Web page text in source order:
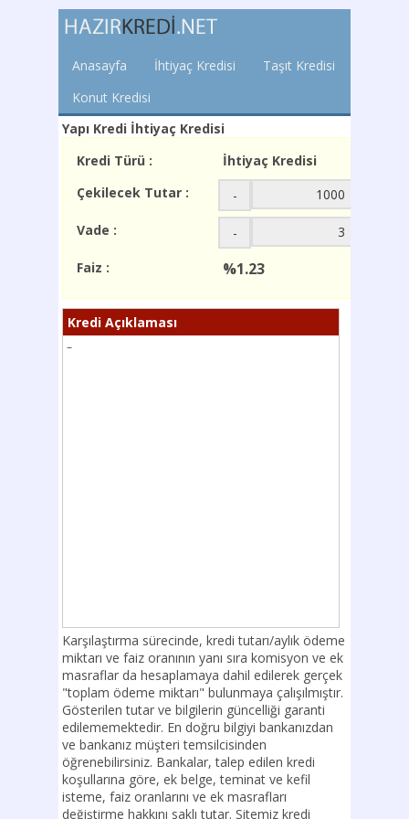
Anasayfa İhtiyaç Kredisi
Taşıt Kredisi
Konut Kredisi
Yapı Kredi İhtiyaç Kredisi
Kredi Türü :
İhtiyaç Kredisi
Çekilecek Tutar :
-
Vade :
-
Faiz :
%1.23
Kredi Açıklaması
–
Karşılaştırma sürecinde, kredi tutarı/aylık ödeme
miktarı ve faiz oranının yanı sıra komisyon ve ek
masraflar da hesaplamaya dahil edilerek gerçek
"toplam ödeme miktarı" bulunmaya çalışılmıştır.
Gösterilen tutar ve bilgilerin güncelliği garanti
edilememektedir. En doğru bilgiyi bankanızdan
ve bankanız müşteri temsilcisinden
öğrenebilirsiniz. Bankalar, talep edilen kredi
koşullarına göre, ek belge, teminat ve kefil
isteme, faiz oranlarını ve ek masrafları
değiştirme hakkını saklı tutar. Sitemiz kredi